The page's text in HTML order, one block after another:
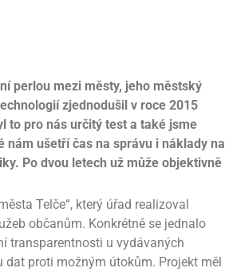
perlou mezi městy, jeho městský
zjednodušil v roce 2015
to pro nás určitý test a také jsme
ušetří čas na správu i náklady na
Po dvou letech už může objektivně
Telče“, který úřad realizoval
občanům. Konkrétně se jednalo
transparentnosti u vydávaných
proti možným útokům. Projekt měl